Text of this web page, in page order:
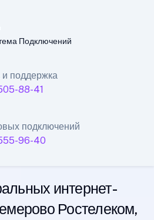
Подключений
поддержка
88-41
подключений
96-40
филиал
интернет-
Ростелеком,